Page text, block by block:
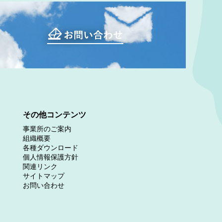
その他コンテンツ
事業所のご案内
組織概要
各種ダウンロード
個人情報保護方針
関連リンク
サイトマップ
お問い合わせ